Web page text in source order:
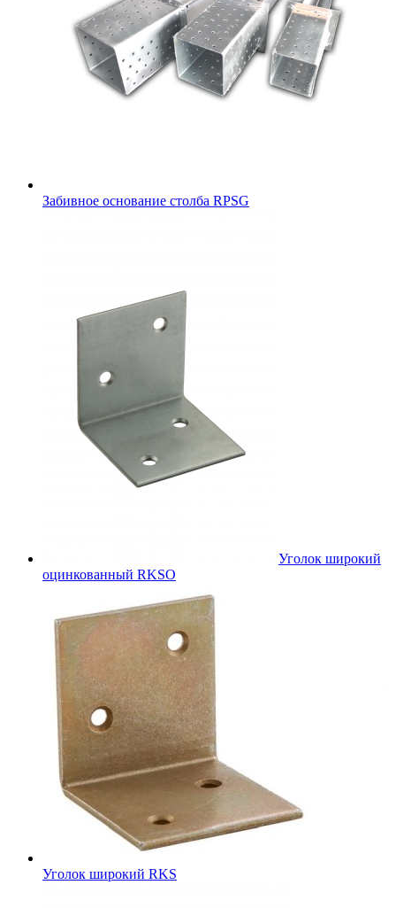
Забивное основание столба RPSG
Уголок широкий
оцинкованный RKSО
Уголок широкий RKS